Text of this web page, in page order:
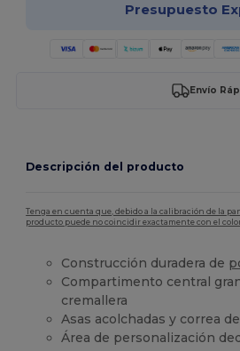
Presupuesto
Envío
Descripción del producto
Tenga en cuenta que, debido a la calibración de la
producto puede no coincidir exactamente con el
Construcción duradera de
Compartimento central
cremallera
Asas acolchadas y correa
Área de personalización